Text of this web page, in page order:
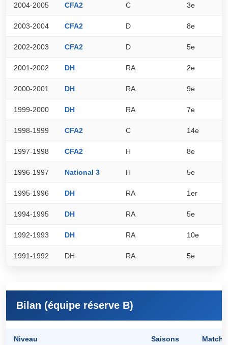
2004-2005 CFA2 C 3e
2003-2004 CFA2 D 8e
2002-2003 CFA2 D 5e
2001-2002 DH RA 2e
2000-2001 DH RA 9e
1999-2000 DH RA 7e
1998-1999 CFA2 C 14e
1997-1998 CFA2 H 8e
1996-1997 National 3 H 5e
1995-1996 DH RA 1er
1994-1995 DH RA 5e
1992-1993 DH RA 10e
1991-1992 DH RA 5e
Bilan (équipe réserve B)
Niveau Saisons Matchs